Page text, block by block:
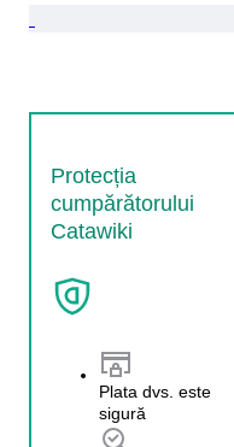
Protecția
cumpărătorului
Catawiki
Plata dvs. este
sigură